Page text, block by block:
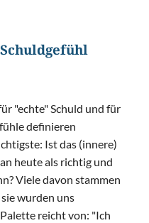
"echte" Schuld und für
definieren
Ist das (innere)
heute als richtig und
Viele davon stammen
wurden uns
reicht von: "Ich